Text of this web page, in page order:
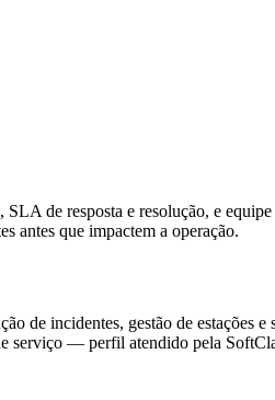
de resposta e resolução, e
antes que impactem a operação.
de incidentes, gestão de
serviço — perfil atendido pela